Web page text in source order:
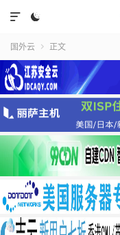


国外云  正文